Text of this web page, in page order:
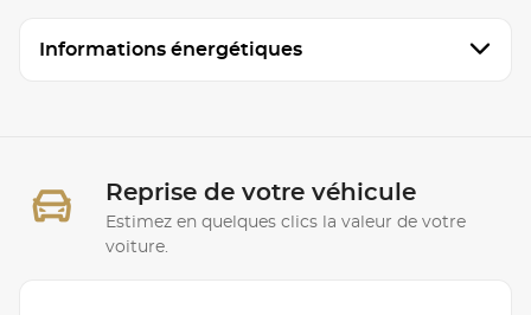
Informations énergétiques
Reprise de votre véhicule
Estimez en quelques clics la valeur de votre
voiture.